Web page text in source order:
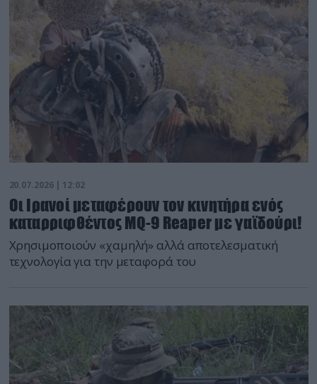
20.07.2026 | 12:02
Οι Ιρανοί μεταφέρουν τον κινητήρα ενός
καταρριφθέντος MQ-9 Reaper με γαϊδούρι!
Χρησιμοποιούν «χαμηλή» αλλά αποτελεσματική
τεχνολογία για την μεταφορά του